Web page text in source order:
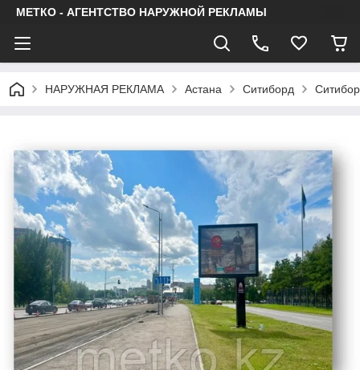
МЕТКО - АГЕНТСТВО НАРУЖНОЙ РЕКЛАМЫ
НАРУЖНАЯ РЕКЛАМА Астана Ситиборд